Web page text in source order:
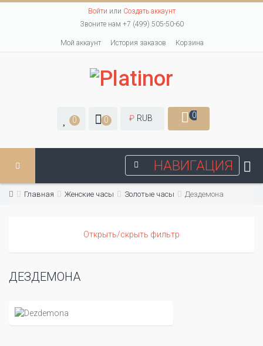
Войти или Создать аккаунт
Звоните нам +7 (499) 505-50-60
Мой аккаунт История заказов Корзина
0 0 ₽ RUB 0
НАВИГАЦИЯ
Главная Женские часы Золотые часы Дездемона
Открыть/скрыть фильтр
ДЕЗДЕМОНА